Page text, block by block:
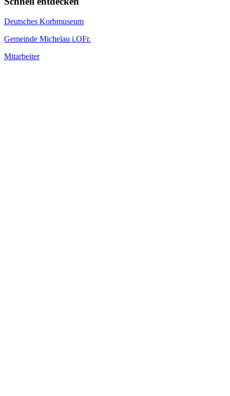
Deutsches Korbmuseum
Gemeinde Michelau i.OFr.
Mitarbeiter